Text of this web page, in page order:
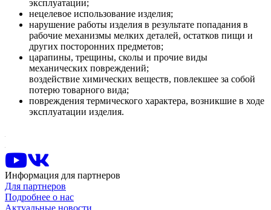
эксплуатации;
нецелевое использование изделия;
нарушение работы изделия в результате попадания в
рабочие механизмы мелких деталей, остатков пищи и
других посторонних предметов;
царапины, трещины, сколы и прочие виды
механических повреждений;
воздействие химических веществ, повлекшее за собой
потерю товарного вида;
повреждения термического характера, возникшие в ходе
эксплуатации изделия.
Информация для партнеров
Для партнеров
Подробнее о нас
Актуальные новости